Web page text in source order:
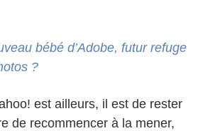
bébé d’Adobe, futur refuge
?
est ailleurs, il est de rester
de recommencer à la mener,